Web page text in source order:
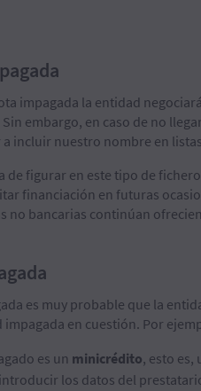
impagada la entidad
embargo, en caso de no
incluir nuestro nombre en
de figurar en este tipo de
financiación en futuras
no bancarias continúan
es muy probable que la
en cuestión. Por
es un minicrédito, esto es,
los datos del